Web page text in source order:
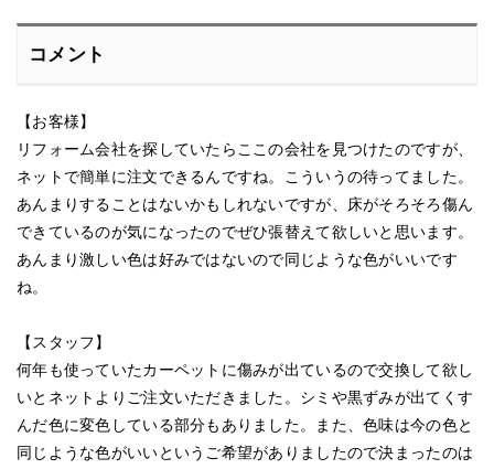
コメント
【お客様】
リフォーム会社を探していたらここの会社を見つけたのですが、
ネットで簡単に注文できるんですね。こういうの待ってました。
あんまりすることはないかもしれないですが、床がそろそろ傷ん
できているのが気になったのでぜひ張替えて欲しいと思います。
あんまり激しい色は好みではないので同じような色がいいです
ね。
【スタッフ】
何年も使っていたカーペットに傷みが出ているので交換して欲し
いとネットよりご注文いただきました。シミや黒ずみが出てくす
んだ色に変色している部分もありました。また、色味は今の色と
同じような色がいいというご希望がありましたので決まったのは